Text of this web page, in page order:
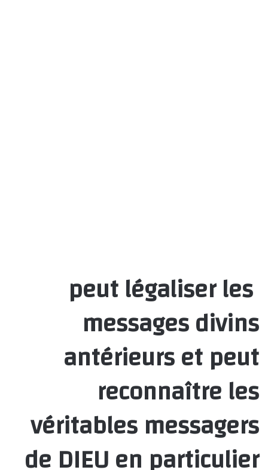
peut légaliser les
messages divins
antérieurs et peut
reconnaître les
véritables messagers
de DIEU en particulier